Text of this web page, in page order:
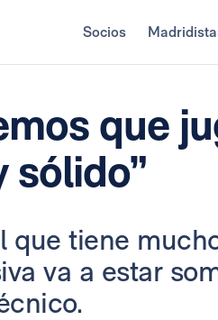
Socios
que
sólido”
que tiene
va a estar